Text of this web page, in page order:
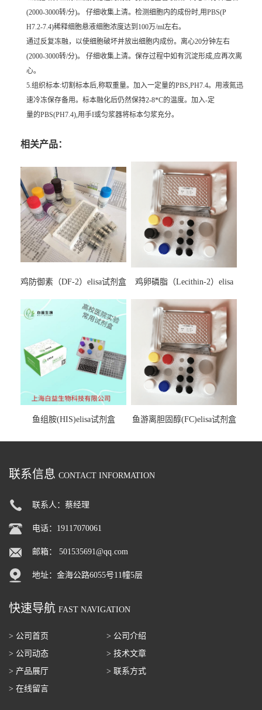
(2000-3000转/分)。 仔细收集上清。检测细胞内的成份时,用PBS(P
H7.2-7.4)稀释细胞悬液细胞浓度达到100万/ml左右。
通过反复冻融，以使细胞破坏并放出细胞内成份。离心20分钟左右
(2000-3000转/分)。 仔细收集上清。保存过程中如有沉淀形成,应再次离
心。
5.组织标本:切割标本后,称取重量。加入一定量的PBS,PH7.4。用液氮迅
速冷冻保存备用。标本融化后仍然保持2-8*C的温度。加入-定
量的PBS(PH7.4),用手I或匀浆器将标本匀浆充分。
相关产品：
鸡防御素（DF-2）elisa试剂盒
鸡卵磷脂（Lecithin-2）elisa
鱼组胺(HIS)elisa试剂盒 鱼游离胆固醇(FC)elisa试剂盒
联系信息 CONTACT INFORMATION
联系人：蔡经理
电话：19117070061
邮箱： 501535691@qq.com
地址：金海公路6055号11幢5层
快速导航 FAST NAVIGATION
> 公司首页
> 公司介绍
> 公司动态
> 技术文章
> 产品展厅
> 联系方式
> 在线留言